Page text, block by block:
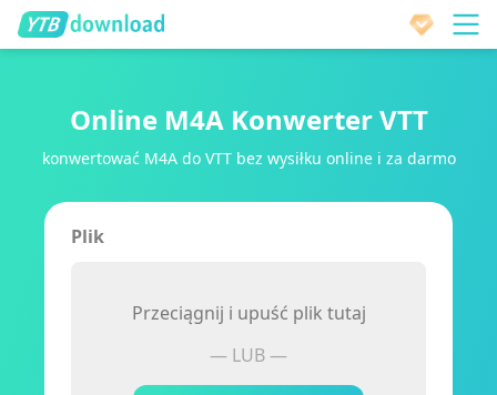
Online M4A Konwerter VTT
konwertować M4A do VTT bez wysiłku online i za darmo
Plik
Przeciągnij i upuść plik tutaj
— LUB —